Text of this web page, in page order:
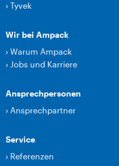
›Tyvek
Wir bei Ampack
›Warum Ampack
›Jobs und Karriere
Ansprechpersonen
› Ansprechpartner
Service
› Referenzen